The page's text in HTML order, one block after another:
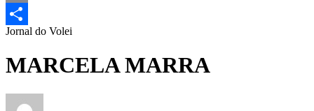
Email
Share
Jornal do Volei
MARCELA MARRA